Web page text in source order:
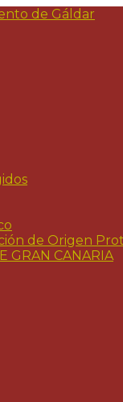
de Origen
GRAN CANARIA